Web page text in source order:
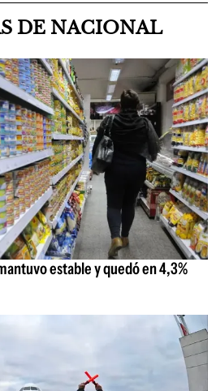
DE NACIONAL
estable y quedó en 4,3%